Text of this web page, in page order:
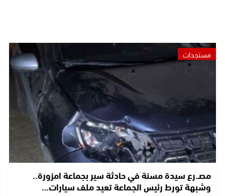
مستجدات
مصـ.رع سيدة مسنة في حادثة سير بجماعة امزورة..
وشبهة تورط رئيس الجماعة تعيد ملف سيارات…